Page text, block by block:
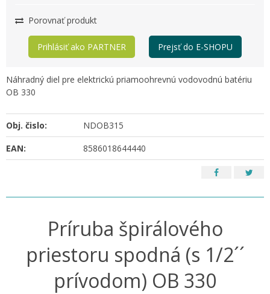
Porovnať produkt
Prihlásiť ako PARTNER Prejsť do E-SHOPU
Náhradný diel pre elektrickú priamoohrevnú vodovodnú batériu
OB 330
Obj. čislo:
NDOB315
EAN:
8586018644440
Príruba špirálového
priestoru spodná (s 1/2´´
prívodom) OB 330